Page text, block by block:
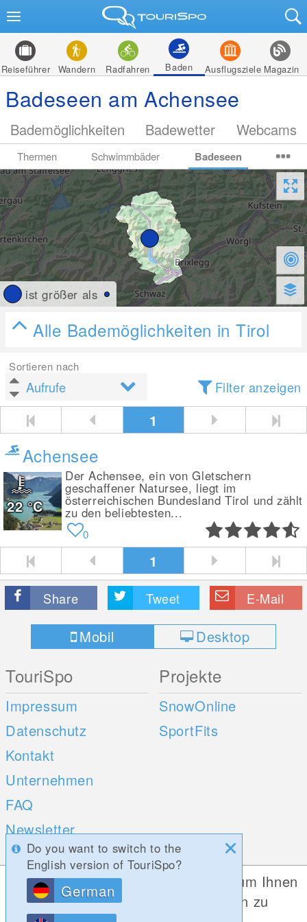
Reiseführer Wandern Radfahren Baden Ausflugsziele Magazin
Badeseen am Achensee
Bademöglichkeiten Badewetter Webcams
Thermen Schwimmbäder Badeseen
ist größer als
Alle Bademöglichkeiten in Tirol
Sortieren nach
Filter anzeigen
1
Achensee
Der Achensee, ein von Gletschern
geschaffener Natursee, liegt im
österreichischen Bundesland Tirol und zählt
zu den beliebtesten...
22°C
0
1
Share Tweet E-Mail
Mobil Desktop
TouriSpo
Impressum
Datenschutz
Kontakt
Unternehmen
FAQ
Newsletter
Umfragen
Projekte
SnowOnline
SportFits
Mobile Apps Social Web
Do you want to switch to the
English version of TouriSpo?
German
Diese Website verwendet Cookies, um Ihnen
die bestmögliche Funktionalität bieten zu